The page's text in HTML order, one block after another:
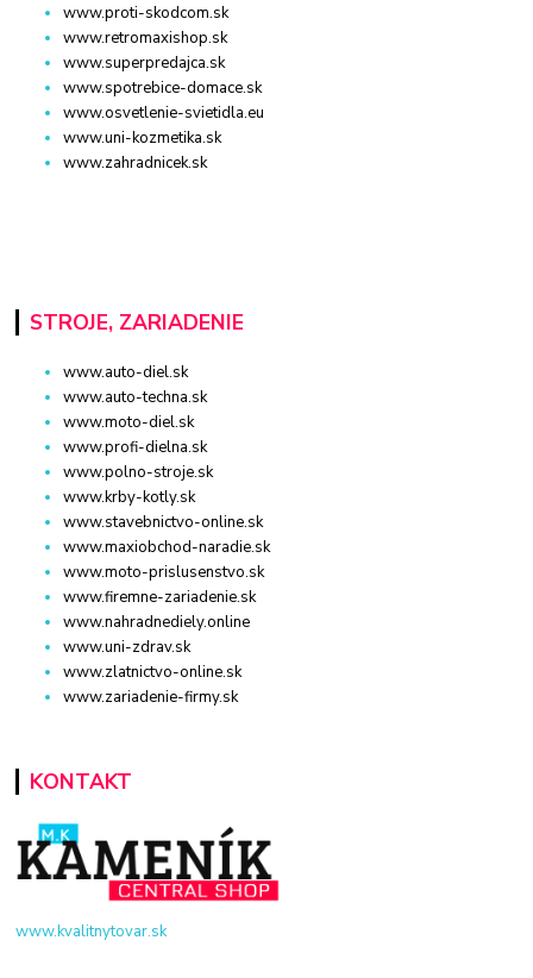
www.proti-skodcom.sk
www.retromaxishop.sk
www.superpredajca.sk
www.spotrebice-domace.sk
www.osvetlenie-svietidla.eu
www.uni-kozmetika.sk
www.zahradnicek.sk
STROJE, ZARIADENIE
www.auto-diel.sk
www.auto-techna.sk
www.moto-diel.sk
www.profi-dielna.sk
www.polno-stroje.sk
www.krby-kotly.sk
www.stavebnictvo-online.sk
www.maxiobchod-naradie.sk
www.moto-prislusenstvo.sk
www.firemne-zariadenie.sk
www.nahradnediely.online
www.uni-zdrav.sk
www.zlatnictvo-online.sk
www.zariadenie-firmy.sk
KONTAKT
www.kvalitnytovar.sk